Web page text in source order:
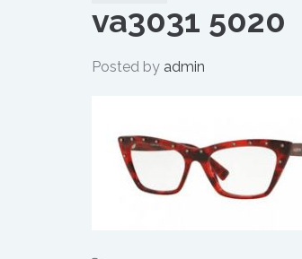
5020
va3031 5020
Posted by admin